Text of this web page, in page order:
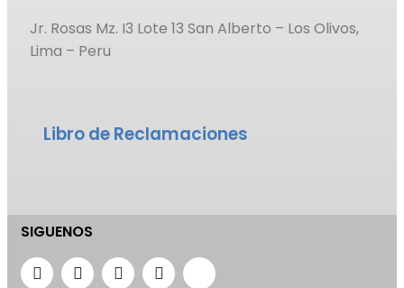
Jr. Rosas Mz. I3 Lote 13 San Alberto – Los Olivos,
Lima – Peru
Libro de Reclamaciones
SIGUENOS